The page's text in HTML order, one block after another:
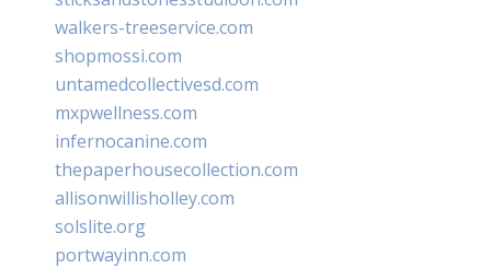
walkers-treeservice.com
shopmossi.com
untamedcollectivesd.com
mxpwellness.com
infernocanine.com
thepaperhousecollection.com
allisonwillisholley.com
solslite.org
portwayinn.com